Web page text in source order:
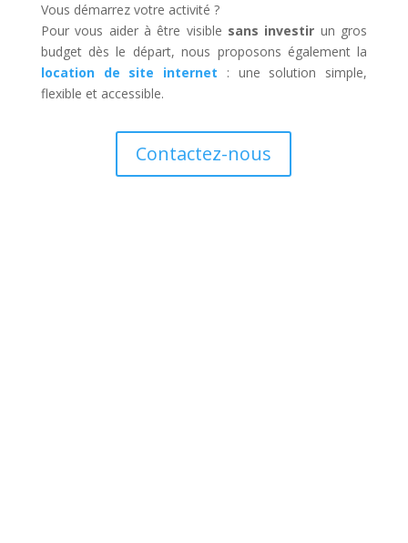
Vous démarrez votre activité ?
Pour vous aider à être visible sans investir un gros
budget dès le départ, nous proposons également la
location de site internet : une solution simple,
flexible et accessible.
Contactez-nous